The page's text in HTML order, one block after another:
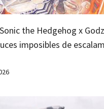
the Hedgehog x
imposibles de